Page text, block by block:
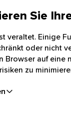
Sie
veraltet. Einige
oder nicht
Browser auf eine
zu